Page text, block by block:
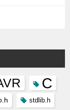
C
stdlib.h